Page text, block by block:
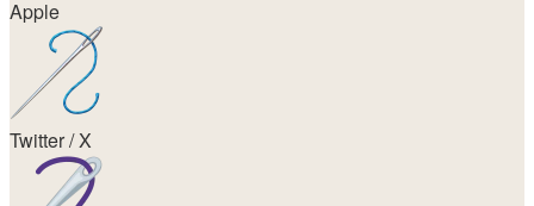
Apple
Twitter / X